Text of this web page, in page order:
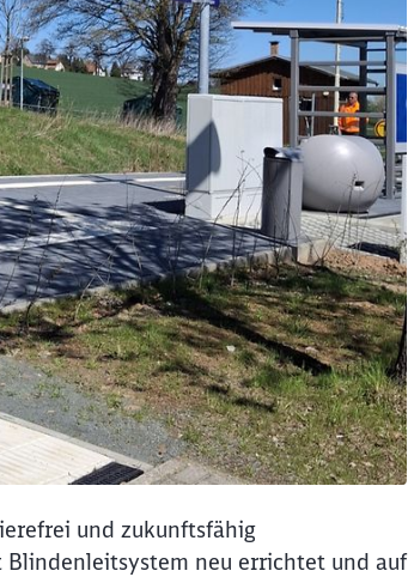
und zukunftsfähig
neu errichtet und auf